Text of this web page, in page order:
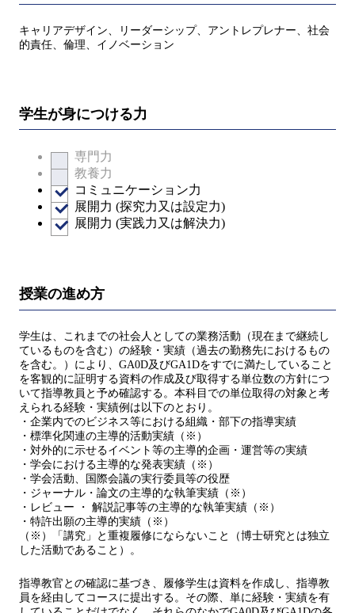
キャリアデザイン、リーダーシップ、アントレプレナー、社会
的責任、倫理、イノベーション
学生が身につける力
専門力
教養力
コミュニケーション力
展開力 (探究力又は設定力)
展開力 (実践力又は解決力)
授業の進め方
学生は、これまでの社会人としての業務活動（現在まで継続し
ているものを含む）の経験・実績（過去の勤務先におけるもの
を含む。）により、GA0D及びGA1Dをすでに満たしていること
を客観的に証明する資料の作成及び取得する単位数の方針につ
いて指導教員と予め確認する。本科目での単位取得の対象と考
えられる経験・実績例は以下のとおり。
・企業内でのビジネス等における組織・部下の指導実績
・標準化関連の主導的活動実績（※）
・対外的に示せるイベント等の主導的企画・運営等の実績
・学会における主導的な発表実績（※）
・学会活動、国際会議の実行委員等の役歴
・ジャーナル・論文の主導的な執筆実績（※）
・レビュー ・ 解説記事等の主導的な執筆実績（※）
・特許出願の主導的実績（※）
（※）「講究」と重複履修にならないこと（博士研究とは独立
した活動であること）。
指導教官との確認に基づき、履修学生は資料を作成し、指導教
員を経由してコースに提出する。その際、単に経験・実績を有